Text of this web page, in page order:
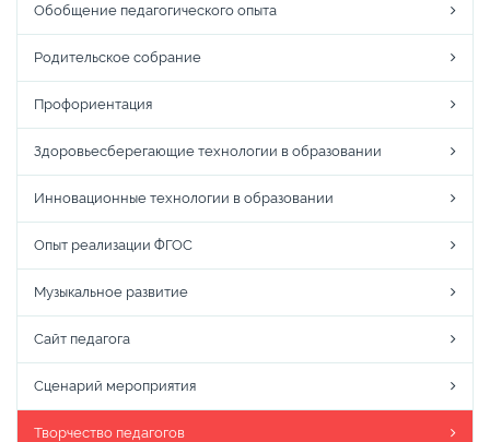
Обобщение педагогического опыта
Родительское собрание
Профориентация
Здоровьесберегающие технологии в образовании
Инновационные технологии в образовании
Опыт реализации ФГОС
Музыкальное развитие
Сайт педагога
Сценарий мероприятия
Творчество педагогов